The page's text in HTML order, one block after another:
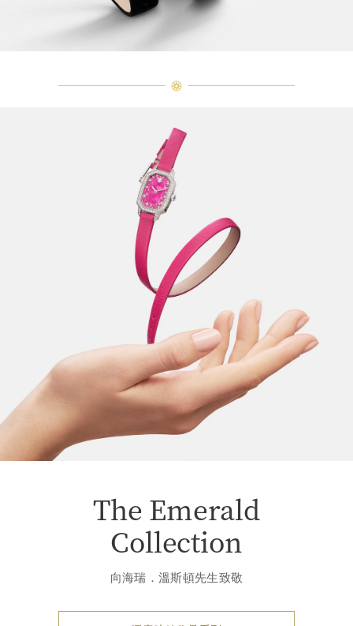
The Emerald
Collection
向海瑞．溫斯頓先生致敬